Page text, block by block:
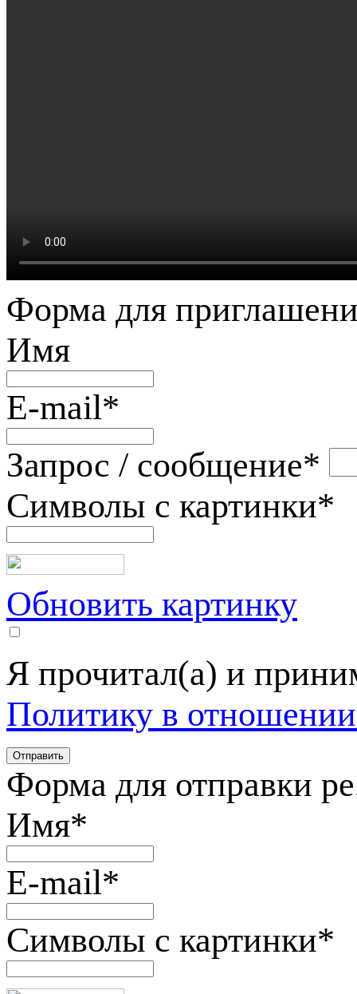
Форма для
Имя
E-mail*
Запрос / сообщение*
Символы с картинки*
Обновить картинку
Я прочитал(а) и
Политику в
Форма для отправки
Имя*
E-mail*
Символы с картинки*